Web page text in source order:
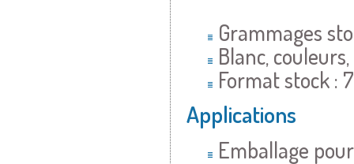
Grammages
Blanc,
Format stock :
Applications
Emballage